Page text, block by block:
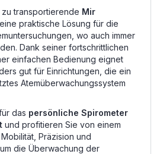
transportierende Mir
praktische Lösung für die
wo auch immer
Dank seiner fortschrittlichen
einfachen Bedienung eignet
gut für Einrichtungen, die ein
Atemüberwachungssystem
das persönliche Spirometer
und profitieren Sie von einem
Präzision und
die Überwachung der